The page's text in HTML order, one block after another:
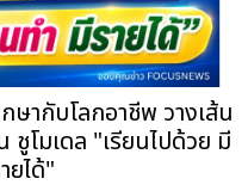
ษากับโลกอาชีพ วางเส้น
โมเดล "เรียนไปด้วย มี
ยได้"